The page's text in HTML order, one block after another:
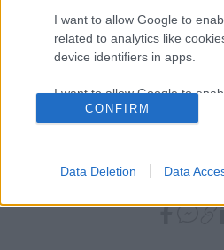
I want to allow Google to
related to analytics like
device identifiers in apps.
I want to allow Google to
related to functionality of the
related to personalization.
I want to allow Google to
CONFIRM
Data Deletion Data
Nyitókép: hagyományőrzők a
Vármúzeum